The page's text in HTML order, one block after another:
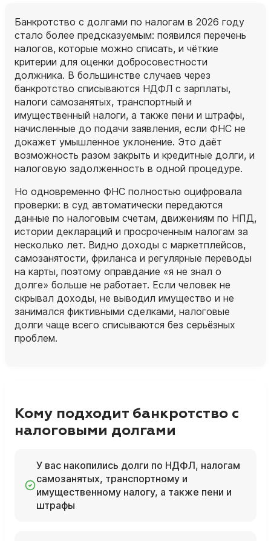
Банкротство с долгами по налогам в 2026 году
стало более предсказуемым: появился перечень
налогов, которые можно списать, и чёткие
критерии для оценки добросовестности
должника. В большинстве случаев через
банкротство списываются НДФЛ с зарплаты,
налоги самозанятых, транспортный и
имущественный налоги, а также пени и штрафы,
начисленные до подачи заявления, если ФНС не
докажет умышленное уклонение. Это даёт
возможность разом закрыть и кредитные долги, и
налоговую задолженность в одной процедуре.
Но одновременно ФНС полностью оцифровала
проверки: в суд автоматически передаются
данные по налоговым счетам, движениям по НПД,
истории деклараций и просроченным налогам за
несколько лет. Видно доходы с маркетплейсов,
самозанятости, фриланса и регулярные переводы
на карты, поэтому оправдание «я не знал о
долге» больше не работает. Если человек не
скрывал доходы, не выводил имущество и не
занимался фиктивными сделками, налоговые
долги чаще всего списываются без серьёзных
проблем.
Кому подходит банкротство с
налоговыми долгами
У вас накопились долги по НДФЛ, налогам
самозанятых, транспортному и
имущественному налогу, а также пени и
штрафы